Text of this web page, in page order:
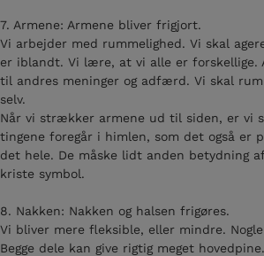
7. Armene: Armene bliver frigjort.
Vi arbejder med rummelighed. Vi skal
er iblandt. Vi lære, at vi alle er forskellige.
til andres meninger og adfærd. Vi skal
selv.
Når vi strækker armene ud til siden, er vi
tingene foregår i himlen, som det også er
det hele. De måske lidt anden betydning
kriste symbol.
8. Nakken: Nakken og halsen frigøres.
Vi bliver mere fleksible, eller mindre.
Begge dele kan give rigtig meget